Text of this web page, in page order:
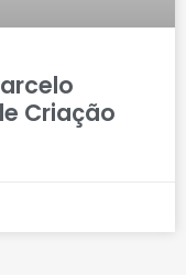
Criação